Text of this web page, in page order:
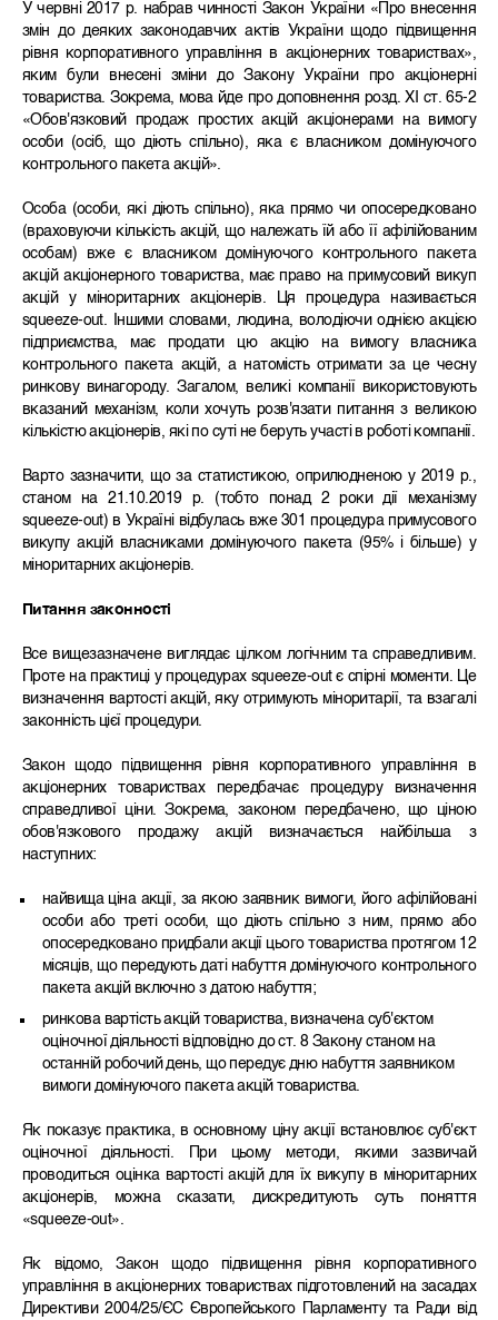
У червні 2017 р. набрав чинності Закон України «Про внесення
змін до деяких законодавчих актів України щодо підвищення
рівня корпоративного управління в акціонерних товариствах»,
яким були внесені зміни до Закону України про акціонерні
товариства. Зокрема, мова йде про доповнення розд. XI ст. 65‑2
«Обов'язковий продаж простих акцій акціонерами на вимогу
особи (осіб, що діють спільно), яка є власником домінуючого
контрольного пакета акцій».
Особа (особи, які діють спільно), яка прямо чи опосередковано
(враховуючи кількість акцій, що належать їй або її афілійованим
особам) вже є власником домінуючого контрольного пакета
акцій акціонерного товариства, має право на примусовий викуп
акцій у міноритарних акціонерів. Ця процедура називається
squeeze-out. Іншими словами, людина, володіючи однією акцією
підприємства, має продати цю акцію на вимогу власника
контрольного пакета акцій, а натомість отримати за це чесну
ринкову винагороду. Загалом, великі компанії використовують
вказаний механізм, коли хочуть розв'язати питання з великою
кількістю акціонерів, які по суті не беруть участі в роботі компанії.
Варто зазначити, що за статистикою, оприлюдненою у 2019 р.,
станом на 21.10.2019 р. (тобто понад 2 роки дії механізму
squeeze-out) в Україні відбулась вже 301 процедура примусового
викупу акцій власниками домінуючого пакета (95% і більше) у
міноритарних акціонерів.
Питання законності
Все вищезазначене виглядає цілком логічним та справедливим.
Проте на практиці у процедурах squeeze-out є спірні моменти. Це
визначення вартості акцій, яку отримують міноритарії, та взагалі
законність цієї процедури.
Закон щодо підвищення рівня корпоративного управління в
акціонерних товариствах передбачає процедуру визначення
справедливої ціни. Зокрема, законом передбачено, що ціною
обов'язкового продажу акцій визначається найбільша з
наступних:
найвища ціна акції, за якою заявник вимоги, його афілійовані
особи або треті особи, що діють спільно з ним, прямо або
опосередковано придбали акції цього товариства протягом 12
місяців, що передують даті набуття домінуючого контрольного
пакета акцій включно з датою набуття;
ринкова вартість акцій товариства, визначена суб'єктом
оціночної діяльності відповідно до ст. 8 Закону станом на
останній робочий день, що передує дню набуття заявником
вимоги домінуючого пакета акцій товариства.
Як показує практика, в основному ціну акції встановлює суб'єкт
оціночної діяльності. При цьому методи, якими зазвичай
проводиться оцінка вартості акцій для їх викупу в міноритарних
акціонерів, можна сказати, дискредитують суть поняття
«squeeze-out».
Як відомо, Закон щодо підвищення рівня корпоративного
управління в акціонерних товариствах підготовлений на засадах
Директиви 2004/25/ЄС Європейського Парламенту та Ради від